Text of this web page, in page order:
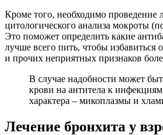
Кроме того, необходимо проведение
цитологического анализа мокроты
Это поможет определить какие
лучше всего пить, чтобы избавиться
и прочих неприятных признаков
В случае надобности может
крови на антитела к
характера – микоплазмы и
Лечение бронхита у